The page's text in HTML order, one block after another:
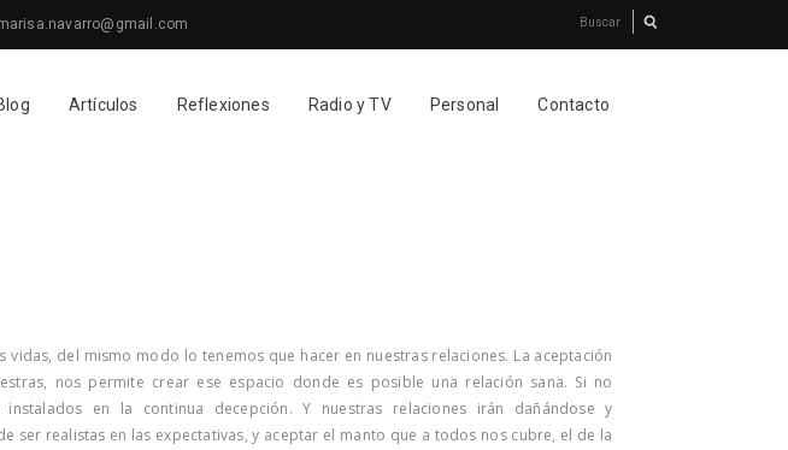
Artículos Reflexiones Radio y TV Personal Contacto
del mismo modo lo tenemos que hacer en nuestras relaciones. La aceptación
nos permite crear ese espacio donde es posible una relación sana. Si no
instalados en la continua decepción. Y nuestras relaciones irán dañándose y
ser realistas en las expectativas, y aceptar el manto que a todos nos cubre, el de la